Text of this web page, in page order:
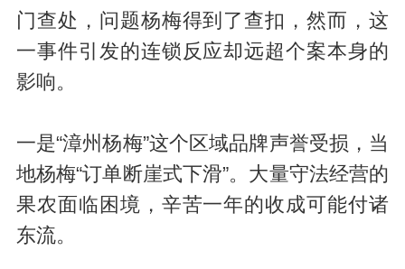
门查处，问题杨梅得到了查扣，然而，这
一事件引发的连锁反应却远超个案本身的
影响。
一是“漳州杨梅”这个区域品牌声誉受损，当
地杨梅“订单断崖式下滑”。大量守法经营的
果农面临困境，辛苦一年的收成可能付诸
东流。